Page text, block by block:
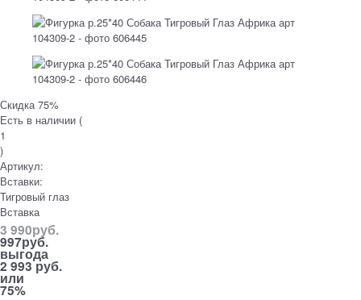
Скидка 75%
Есть в наличии (
1
)
Артикул:
Вставки:
Тигровый глаз
Вставка
3 990руб.
997руб.
выгода
2 993 руб.
или
75%